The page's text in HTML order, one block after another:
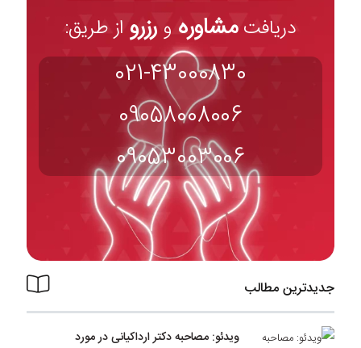
دریافتمشاوره و رزرو از طریق:
021-43000830
09058008006
09053003006
جدیدترین مطالب
ویدئو: مصاحبه دکتر ارداکیانی در مورد